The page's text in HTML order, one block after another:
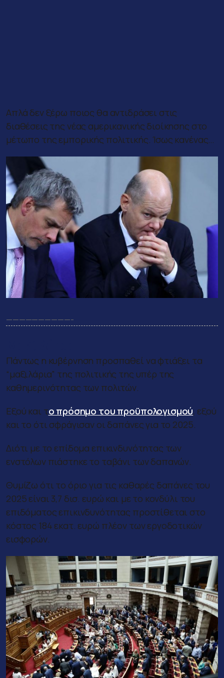
Απλά δεν ξέρω ποιος θα αντιδράσει στις
διαθέσεις της νέας αμερικανικής διοίκησης στο
μέτωπο της εμπορικής πολιτικής. Ίσως κανένας…
——————————-
Πάντως η κυβέρνηση προσπαθεί να φτιάξει τα
“μαξιλάρια” της πολιτικής της υπέρ της
καθημερινότητας των πολιτών.
Εξού και το πρόσημο του προϋπολογισμού, εξού
και το ότι σφράγισαν οι δαπάνες για το 2025.
Διότι με το επίδομα επικινδυνότητας των
ενστόλων πιάστηκε το ταβάνι των δαπανών.
Θυμίζω ότι το όριο για τις καθαρές δαπάνες του
2025 είναι 3,7 δισ. ευρώ και με το κονδύλι του
επιδόματος επικινδυνότητας προστίθεται στο
κόστος 184 εκατ. ευρώ πλέον των εργοδοτικών
εισφορών.